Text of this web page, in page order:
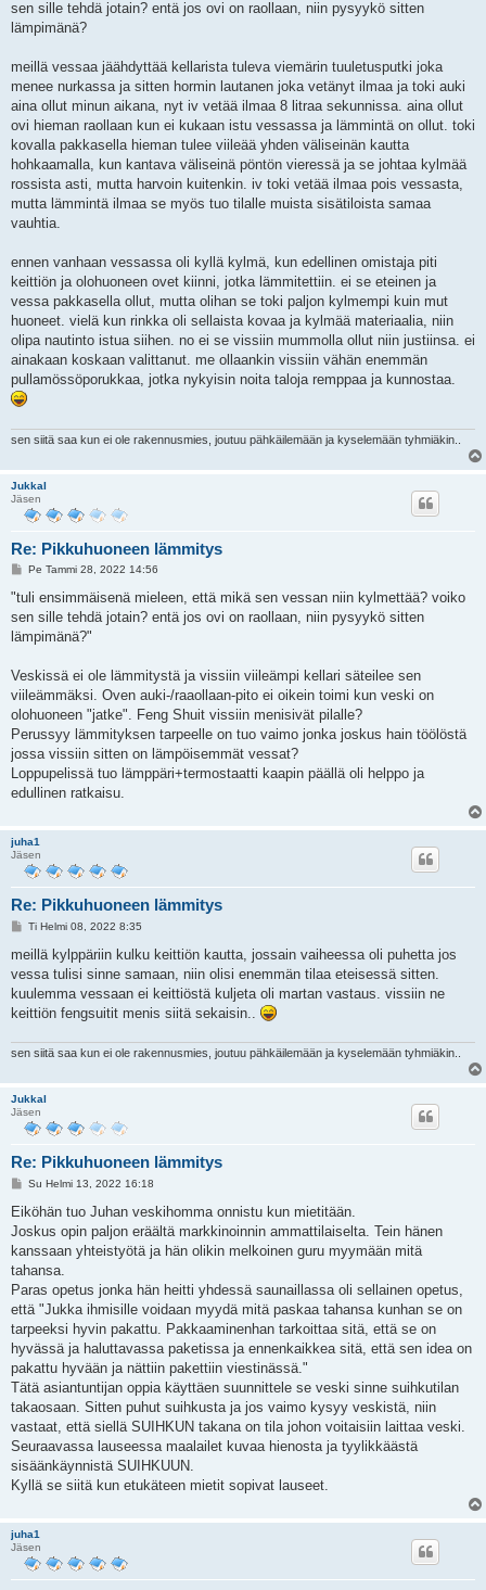
t
i
sen sille tehdä jotain? entä jos ovi on raollaan, niin pysyykö sitten
lämpimänä?
meillä vessaa jäähdyttää kellarista tuleva viemärin tuuletusputki joka
menee nurkassa ja sitten hormin lautanen joka vetänyt ilmaa ja toki auki
aina ollut minun aikana, nyt iv vetää ilmaa 8 litraa sekunnissa. aina ollut
ovi hieman raollaan kun ei kukaan istu vessassa ja lämmintä on ollut. toki
kovalla pakkasella hieman tulee viileää yhden väliseinän kautta
hohkaamalla, kun kantava väliseinä pöntön vieressä ja se johtaa kylmää
rossista asti, mutta harvoin kuitenkin. iv toki vetää ilmaa pois vessasta,
mutta lämmintä ilmaa se myös tuo tilalle muista sisätiloista samaa
vauhtia.
ennen vanhaan vessassa oli kyllä kylmä, kun edellinen omistaja piti
keittiön ja olohuoneen ovet kiinni, jotka lämmitettiin. ei se eteinen ja
vessa pakkasella ollut, mutta olihan se toki paljon kylmempi kuin mut
huoneet. vielä kun rinkka oli sellaista kovaa ja kylmää materiaalia, niin
olipa nautinto istua siihen. no ei se vissiin mummolla ollut niin justiinsa. ei
ainakaan koskaan valittanut. me ollaankin vissiin vähän enemmän
pullamössöporukkaa, jotka nykyisin noita taloja remppaa ja kunnostaa.
sen siitä saa kun ei ole rakennusmies, joutuu pähkäilemään ja kyselemään tyhmiäkin..
JukkaI
Jäsen
Re: Pikkuhuoneen lämmitys
V
e
t
i
Pe Tammi 28, 2022 14:56
"tuli ensimmäisenä mieleen, että mikä sen vessan niin kylmettää? voiko
sen sille tehdä jotain? entä jos ovi on raollaan, niin pysyykö sitten
lämpimänä?"
Veskissä ei ole lämmitystä ja vissiin viileämpi kellari säteilee sen
viileämmäksi. Oven auki-/raaollaan-pito ei oikein toimi kun veski on
olohuoneen "jatke". Feng Shuit vissiin menisivät pilalle?
Perussyy lämmityksen tarpeelle on tuo vaimo jonka joskus hain töölöstä
jossa vissiin sitten on lämpöisemmät vessat?
Loppupelissä tuo lämppäri+termostaatti kaapin päällä oli helppo ja
edullinen ratkaisu.
juha1
Jäsen
Re: Pikkuhuoneen lämmitys
V
e
t
i
Ti Helmi 08, 2022 8:35
meillä kylppäriin kulku keittiön kautta, jossain vaiheessa oli puhetta jos
vessa tulisi sinne samaan, niin olisi enemmän tilaa eteisessä sitten.
kuulemma vessaan ei keittiöstä kuljeta oli martan vastaus. vissiin ne
keittiön fengsuitit menis siitä sekaisin..
sen siitä saa kun ei ole rakennusmies, joutuu pähkäilemään ja kyselemään tyhmiäkin..
JukkaI
Jäsen
Re: Pikkuhuoneen lämmitys
V
e
t
i
Su Helmi 13, 2022 16:18
Eiköhän tuo Juhan veskihomma onnistu kun mietitään.
Joskus opin paljon eräältä markkinoinnin ammattilaiselta. Tein hänen
kanssaan yhteistyötä ja hän olikin melkoinen guru myymään mitä
tahansa.
Paras opetus jonka hän heitti yhdessä saunaillassa oli sellainen opetus,
että "Jukka ihmisille voidaan myydä mitä paskaa tahansa kunhan se on
tarpeeksi hyvin pakattu. Pakkaaminenhan tarkoittaa sitä, että se on
hyvässä ja haluttavassa paketissa ja ennenkaikkea sitä, että sen idea on
pakattu hyvään ja nättiin pakettiin viestinässä."
Tätä asiantuntijan oppia käyttäen suunnittele se veski sinne suihkutilan
takaosaan. Sitten puhut suihkusta ja jos vaimo kysyy veskistä, niin
vastaat, että siellä SUIHKUN takana on tila johon voitaisiin laittaa veski.
Seuraavassa lauseessa maalailet kuvaa hienosta ja tyylikkäästä
sisäänkäynnistä SUIHKUUN.
Kyllä se siitä kun etukäteen mietit sopivat lauseet.
juha1
Jäsen